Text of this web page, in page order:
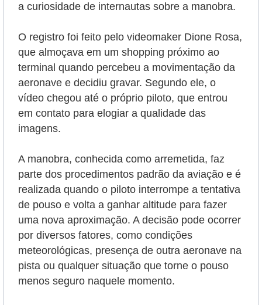
a curiosidade de internautas sobre a manobra.
O registro foi feito pelo videomaker Dione Rosa,
que almoçava em um shopping próximo ao
terminal quando percebeu a movimentação da
aeronave e decidiu gravar. Segundo ele, o
vídeo chegou até o próprio piloto, que entrou
em contato para elogiar a qualidade das
imagens.
A manobra, conhecida como arremetida, faz
parte dos procedimentos padrão da aviação e é
realizada quando o piloto interrompe a tentativa
de pouso e volta a ganhar altitude para fazer
uma nova aproximação. A decisão pode ocorrer
por diversos fatores, como condições
meteorológicas, presença de outra aeronave na
pista ou qualquer situação que torne o pouso
menos seguro naquele momento.